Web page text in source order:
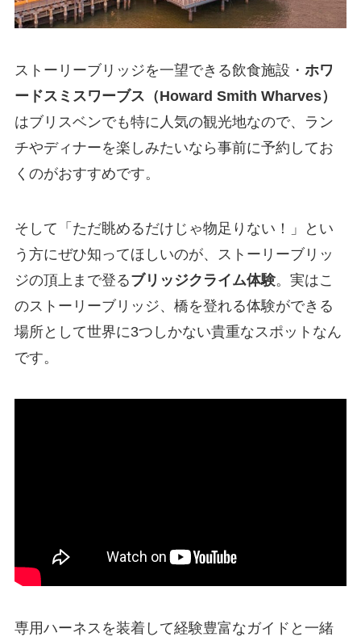
ストーリーブリッジを一望できる飲食施設・ ホワ
ードスミスワーブス（Howard Smith Wharves）
はブリスベンでも特に人気の観光地なので、ラン
チやディナーを楽しみたいなら事前に予約してお
くのがおすすめです。
そして「ただ眺めるだけじゃ物足りない！」とい
う方にぜひ知ってほしいのが、ストーリーブリッ
ジの頂上まで登るブリッジクライム体験。実はこ
のストーリーブリッジ、橋を登れる体験ができる
場所として世界に3つしかない貴重なスポットなん
です。
専用ハーネスを装着して経験豊富なガイドと一緒